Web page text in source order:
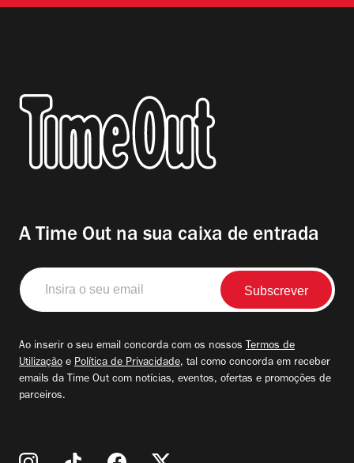
A Time Out na sua caixa de entrada
Insira
o
seu
Ao inserir o seu email concorda com os nossos Termos de
Utilização e Política de Privacidade, tal como concorda em receber
emails da Time Out com notícias, eventos, ofertas e promoções de
parceiros.